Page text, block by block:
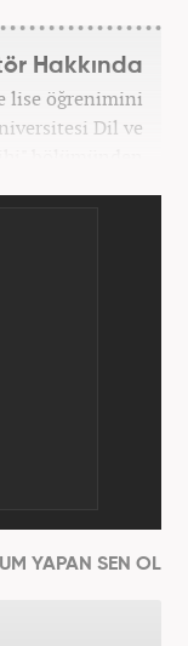
Hakkında
lise öğrenimini
Dil ve
bölümünden
YAPAN SEN OL